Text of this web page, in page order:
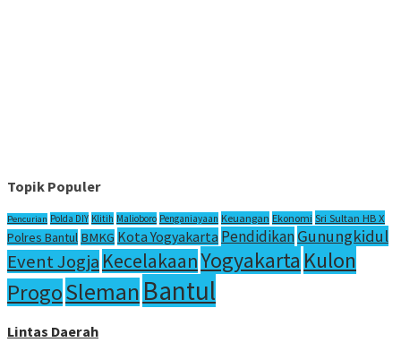
Topik Populer
Pencurian Polda DIY Klitih Malioboro Penganiayaan Keuangan Ekonomi Sri Sultan HB X
Polres Bantul BMKG Kota Yogyakarta PendidikanGunungkidul
Event Jogja KecelakaanYogyakarta Kulon
ProgoSleman Bantul
Lintas Daerah